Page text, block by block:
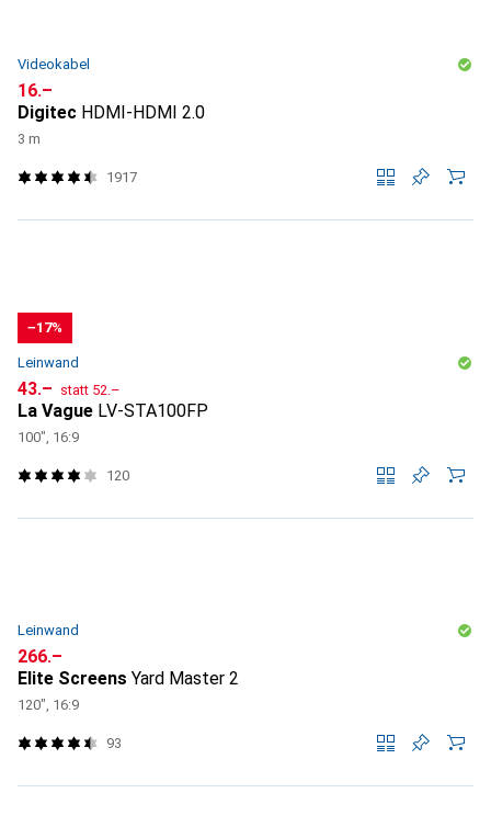
Videokabel
CHF
16.–
Digitec HDMI-HDMI 2.0
3 m
1917
−17%
Leinwand
CHF
43.– statt CHF
52.–
La Vague LV-STA100FP
100", 16:9
120
Leinwand
CHF
266.–
Elite Screens Yard Master 2
120", 16:9
93